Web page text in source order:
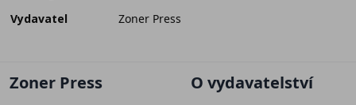
Vydavatel
Zoner Press
Zoner Press O vydavatelství